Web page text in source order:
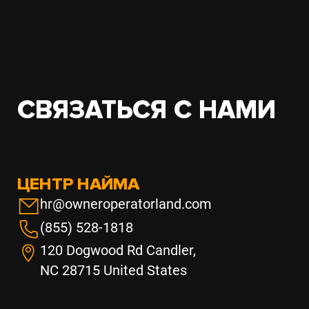
СВЯЗАТЬСЯ С НАМИ
ЦЕНТР НАЙМА
hr@owneroperatorland.com
(855) 528-1818
120 Dogwood Rd Candler,
NC 28715 United States